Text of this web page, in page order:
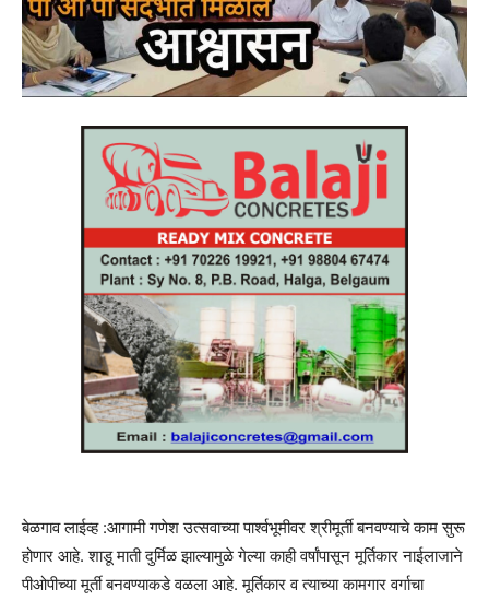
बेळगाव लाईव्ह :आगामी गणेश उत्सवाच्या पार्श्वभूमीवर श्रीमूर्ती बनवण्याचे काम सुरू
होणार आहे. शाडू माती दुर्मिळ झाल्यामुळे गेल्या काही वर्षांपासून मूर्तिकार नाईलाजाने
पीओपीच्या मूर्ती बनवण्याकडे वळला आहे. मूर्तिकार व त्याच्या कामगार वर्गाचा